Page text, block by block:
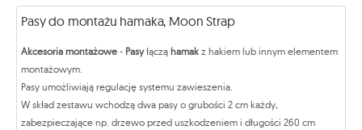
Pasy do montażu hamaka, Moon Strap
Akcesoria montażowe - Pasyłączą hamak z hakiem lub innym elementem
montażowym.
Pasy umożliwiają regulację systemu zawieszenia.
W skład zestawu wchodzą dwa pasy o grubości 2 cm każdy,
zabezpieczające np. drzewo przed uszkodzeniem i długości 260 cm